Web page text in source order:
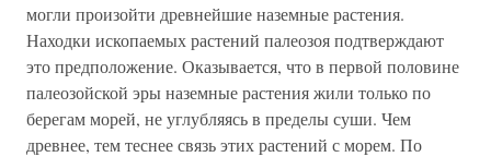
могли произойти древнейшие наземные растения.
Находки ископаемых растений палеозоя подтверждают
это предположение. Оказывается, что в первой половине
палеозойской эры наземные растения жили только по
берегам морей, не углубляясь в пределы суши. Чем
древнее, тем теснее связь этих растений с морем. По